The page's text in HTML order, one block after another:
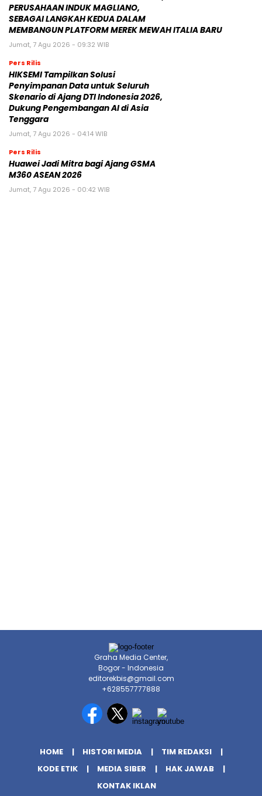
PERUSAHAAN INDUK MAGLIANO,
SEBAGAI LANGKAH KEDUA DALAM
MEMBANGUN PLATFORM MEREK MEWAH ITALIA BARU
Jumat, 7 Agu 2026 - 09:32 WIB
Pers Rilis
HIKSEMI Tampilkan Solusi
Penyimpanan Data untuk Seluruh
Skenario di Ajang DTI Indonesia 2026,
Dukung Pengembangan AI di Asia
Tenggara
Jumat, 7 Agu 2026 - 04:14 WIB
Pers Rilis
Huawei Jadi Mitra bagi Ajang GSMA
M360 ASEAN 2026
Jumat, 7 Agu 2026 - 00:42 WIB
Graha Media Center,
Bogor - Indonesia
editorekbis@gmail.com
+628557777888
HOME HISTORI MEDIA
TIM REDAKSI
KODE ETIK
MEDIA SIBER
HAK JAWAB
KONTAK IKLAN